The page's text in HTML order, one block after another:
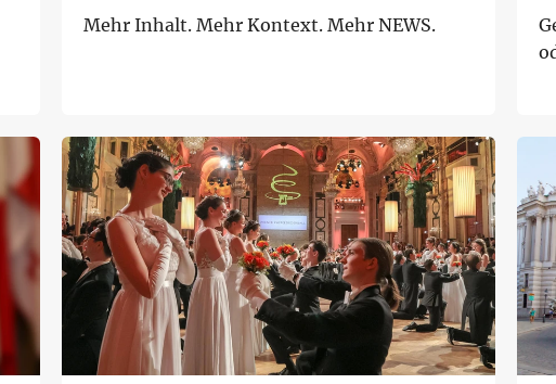
Mehr Inhalt. Mehr Kontext. Mehr NEWS.